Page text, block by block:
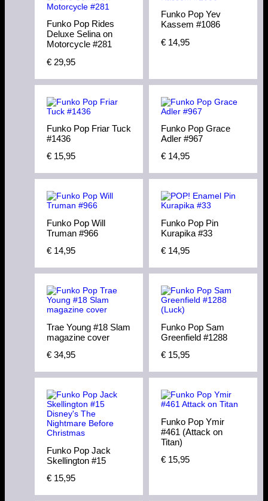
Funko Pop Rides
Deluxe Selina on
Motorcycle #281
€ 29,95
Funko Pop Yev
Kassem #1086
€ 14,95
Funko Pop Friar Tuck
#1436
€ 15,95
Funko Pop Grace
Adler #967
€ 14,95
Funko Pop Will
Truman #966
€ 14,95
Funko Pop Pin
Kurapika #33
€ 14,95
Trae Young #18 Slam
magazine cover
€ 34,95
Funko Pop Sam
Greenfield #1288
€ 15,95
Funko Pop Jack
Skellington #15
€ 15,95
Funko Pop Ymir
#461 (Attack on
Titan)
€ 15,95